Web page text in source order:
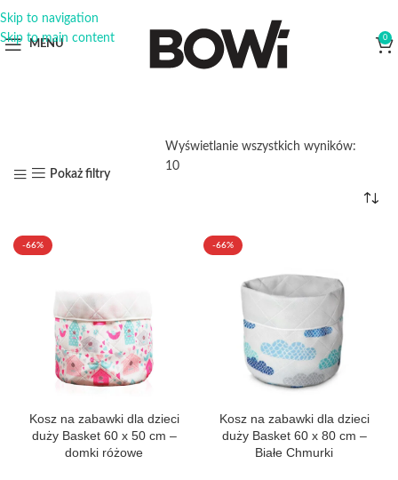
Skip to navigation
Skip to main content
MENU
0
Pokaż filtry
Wyświetlanie wszystkich wyników:
10
-66%
Kosz na zabawki dla dzieci
duży Basket 60 x 50 cm –
domki różowe
-66%
Kosz na zabawki dla dzieci
duży Basket 60 x 80 cm –
Białe Chmurki